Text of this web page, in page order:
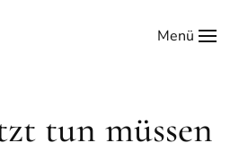
Menü
tun müssen